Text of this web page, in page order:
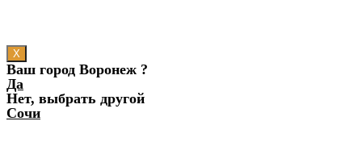
X
Ваш город Воронеж ?
Да
Нет, выбрать другой
Сочи